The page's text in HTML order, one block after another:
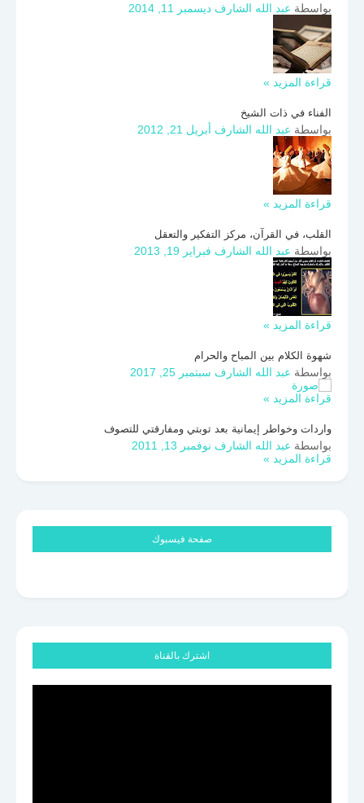
بواسطة عبد الله الشارف ديسمبر 11, 2014
قراءة المزيد »
الفناء في ذات الشيخ
بواسطة عبد الله الشارف أبريل 21, 2012
قراءة المزيد »
القلب، في القرآن، مركز التفكير والتعقل
بواسطة عبد الله الشارف فبراير 19, 2013
قراءة المزيد »
شهوة الكلام بين المباح والحرام
بواسطة عبد الله الشارف سبتمبر 25, 2017
قراءة المزيد »
واردات وخواطر إيمانية بعد توبتي ومفارقتي للتصوف
بواسطة عبد الله الشارف نوفمبر 13, 2011
قراءة المزيد »
صفحة فيسبوك
اشترك بالقناة